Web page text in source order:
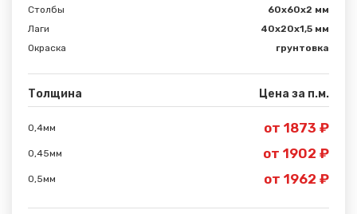
Столбы
60х60х2 мм
Лаги
40х20х1,5 мм
Окраска
грунтовка
Толщина Цена за п.м.
0,4мм от 1873 ₽
0,45мм от 1902 ₽
0,5мм от 1962 ₽
Сообщение успешно
отправлено